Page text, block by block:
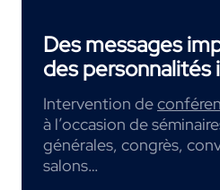
Des messages
des personnalités
Intervention de
à l’occasion de
générales, congrès,
salons…